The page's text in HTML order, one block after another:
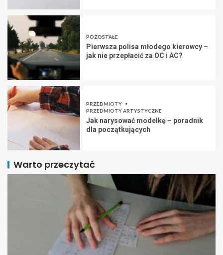
POZOSTAŁE
Pierwsza polisa młodego kierowcy –
jak nie przepłacić za OC i AC?
PRZEDMIOTY
PRZEDMIOTY ARTYSTYCZNE
Jak narysować modelkę – poradnik
dla początkujących
Warto przeczytać